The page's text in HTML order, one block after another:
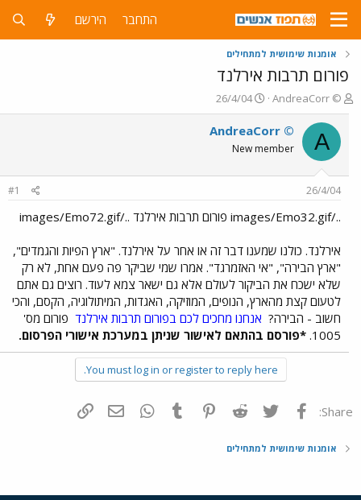
התחבר הירשם
אומנות שימושית למתחילים
פורום תרבות אירלנד
פ
ו
ת
ח
ה
ש
AndreaCorr ©
פ
ו
ר
ם
ר
י
26/4/04
A
AndreaCorr ©
New member
26/4/04
#1
../images/Emo32.gif פורום תרבות אירלנד ../images/Emo72.gif
אירלנד. כולנו שמענו דבר זה או אחר על אירלנד. "ארץ הפיות והגמדים",
"ארץ הבירה", "אי האזמרגד". אמרו שמי שביקר פה פעם אחת, לא רק
שלא ישכח את הביקור לעולם אלא גם ישאר צמא לעוד. רוצים גם אתם
לטעום קצת מהארץ, הנופים, המוזיקה, האגדות, המיתולוגיה, הקסם, והכי
חשוב - הבירה? אנחנו מחכים לכם בפורום תרבות אירלנד פורום מס'
1005. *פורסם בהתאם לאישור שניתן במערכת אישורי הפרסום.
You must log in or register to reply here.
Share: פייסבוק Twitter
Reddit
Pinterest
Tumblr
WhatsAppדואר אלקטרוני
אומנות שימושית למתחילים